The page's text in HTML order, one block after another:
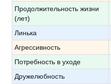
Продолжительность жизни
(лет)
Линька
Агрессивность
Потребность в уходе
Дружелюбность